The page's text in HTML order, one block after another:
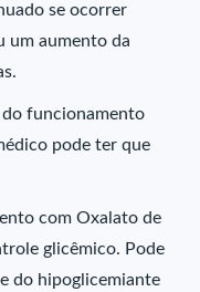
se ocorrer
um aumento da
funcionamento
pode ter que
com Oxalato de
glicêmico. Pode
do hipoglicemiante